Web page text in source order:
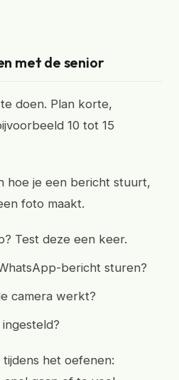
met de senior
doen. Plan korte,
10 tot 15
hoe je een bericht stuurt,
foto maakt.
Test deze een keer.
bericht sturen?
camera werkt?
het oefenen: